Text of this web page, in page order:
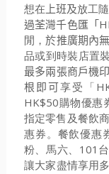
想在 上班及放工
過荃灣千色匯「
閒，於推廣期內無
品或到時裝店置
最多兩張商戶機
根即可享受「
HK$50購物優惠
指定零售及餐飲
惠券。餐飲優惠
粉、馬六、 101
讓大家盡情享用